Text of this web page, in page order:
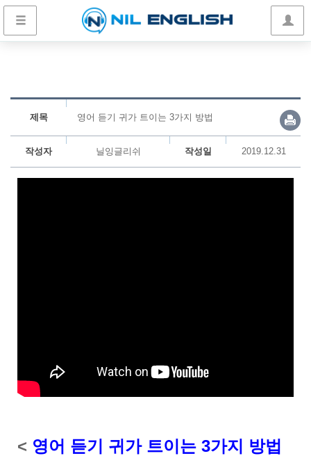
제목 영어 듣기 귀가 트이는 3가지 방법
작성자 닐잉글리쉬 작성일 2019.12.31
< 영어 듣기 귀가 트이는 3가지 방법